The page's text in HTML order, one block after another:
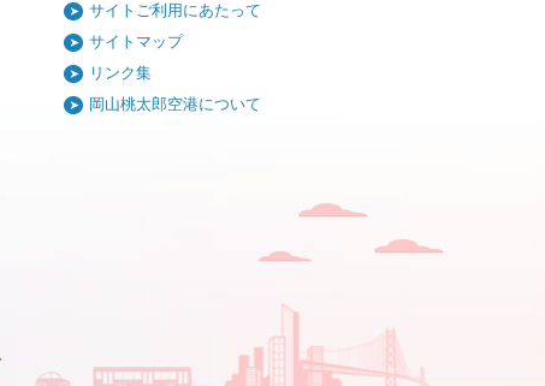
サイトご利用にあたって
サイトマップ
リンク集
岡山桃太郎空港について